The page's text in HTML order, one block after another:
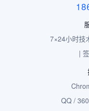
7×24小时技
|
QQ /